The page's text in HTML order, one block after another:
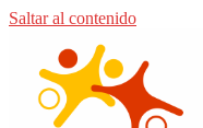
Saltar al contenido